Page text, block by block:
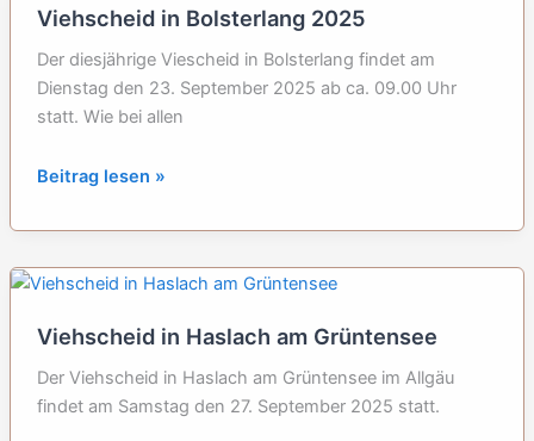
Allgäu
Viehscheid in Bolsterlang 2025
Der diesjährige Viescheid in Bolsterlang findet am
Dienstag den 23. September 2025 ab ca. 09.00 Uhr
statt. Wie bei allen
Viehscheid
Bolsterlang
Beitrag lesen »
Viehscheid in Haslach am Grüntensee
Der Viehscheid in Haslach am Grüntensee im Allgäu
findet am Samstag den 27. September 2025 statt.